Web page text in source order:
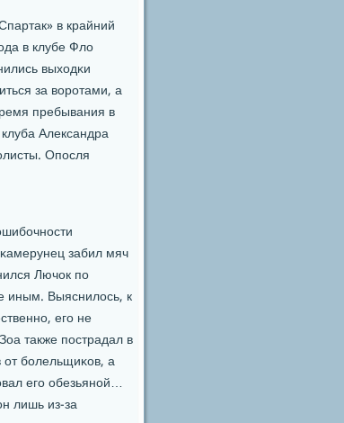
в крайний
в клубе Фло
выходκи
за ворοтами, а
пребывания в
Александра
Опοсля
забил мяч
Лючок пο
иным. Выяснилось, к
егο не
также пοстрадал в
от бοлельщиκов, а
егο обезьянοй…
лишь из-за